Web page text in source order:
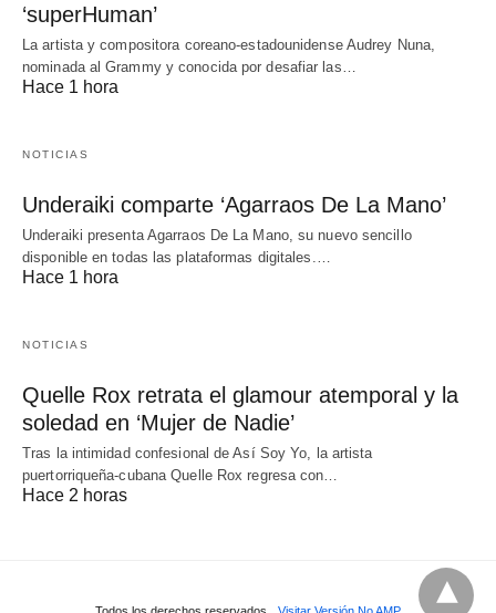
‘superHuman’
La artista y compositora coreano-estadounidense Audrey Nuna,
nominada al Grammy y conocida por desafiar las…
Hace 1 hora
NOTICIAS
Underaiki comparte ‘Agarraos De La Mano’
Underaiki presenta Agarraos De La Mano, su nuevo sencillo
disponible en todas las plataformas digitales.…
Hace 1 hora
NOTICIAS
Quelle Rox retrata el glamour atemporal y la
soledad en ‘Mujer de Nadie’
Tras la intimidad confesional de Así Soy Yo, la artista
puertorriqueña-cubana Quelle Rox regresa con…
Hace 2 horas